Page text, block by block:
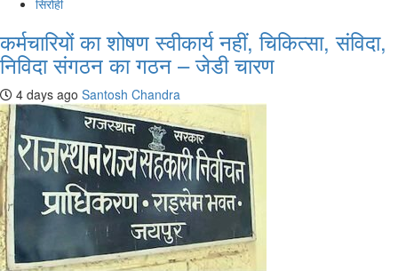
सिरोही
कर्मचारियों का शोषण स्वीकार्य नहीं, चिकित्सा, संविदा,
निविदा संगठन का गठन – जेडी चारण
4 days ago Santosh Chandra